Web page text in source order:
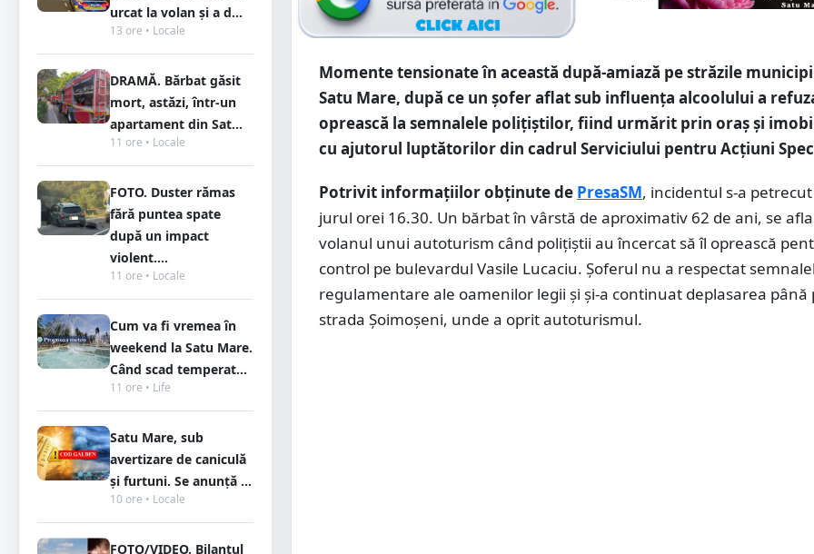
urcat la volan și a d...
13 ore • Locale
DRAMĂ. Bărbat găsit
mort, astăzi, într-un
apartament din Sat...
11 ore • Locale
FOTO. Duster rămas
fără puntea spate
după un impact
violent....
11 ore • Locale
Cum va fi vremea în
weekend la Satu Mare.
Când scad temperat...
11 ore • Life
Satu Mare, sub
avertizare de caniculă
și furtuni. Se anunță ...
10 ore • Locale
FOTO/VIDEO. Bilanțul
Momente tensionate în această după-amiază pe străzile
Satu Mare, după ce un șofer aflat sub influența alcoolului a
oprească la semnalele polițiștilor, fiind urmărit prin oraș și
cu ajutorul luptătorilor din cadrul Serviciului pentru Acțiuni
Potrivit informațiilor obținute de PresaSM, incidentul s-a
jurul orei 16.30. Un bărbat în vârstă de aproximativ 62 de ani, se
volanul unui autoturism când polițiștii au încercat să îl oprească
control pe bulevardul Vasile Lucaciu. Șoferul nu a respectat
regulamentare ale oamenilor legii și și-a continuat deplasarea până
strada Șoimoșeni, unde a oprit autoturismul.